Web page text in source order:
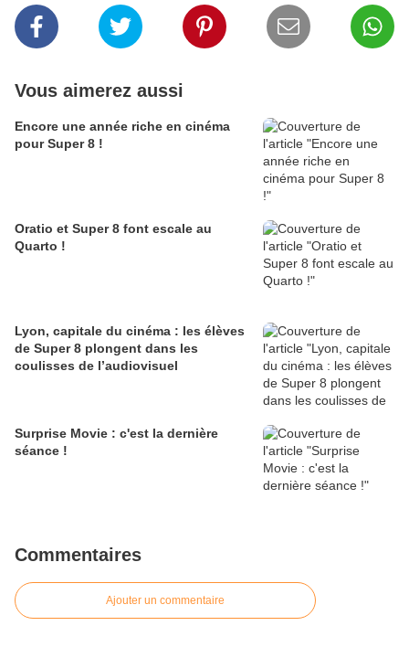
Vous aimerez aussi
Encore une année riche en cinéma
pour Super 8 !
Oratio et Super 8 font escale au
Quarto !
Lyon, capitale du cinéma : les élèves
de Super 8 plongent dans les
coulisses de l’audiovisuel
Surprise Movie : c'est la dernière
séance !
Commentaires
Ajouter un commentaire